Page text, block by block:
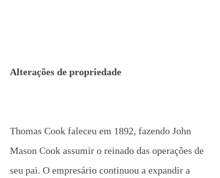
Alterações de propriedade
Thomas Cook faleceu em 1892, fazendo John
Mason Cook assumir o reinado das operações de
seu pai. O empresário continuou a expandir a